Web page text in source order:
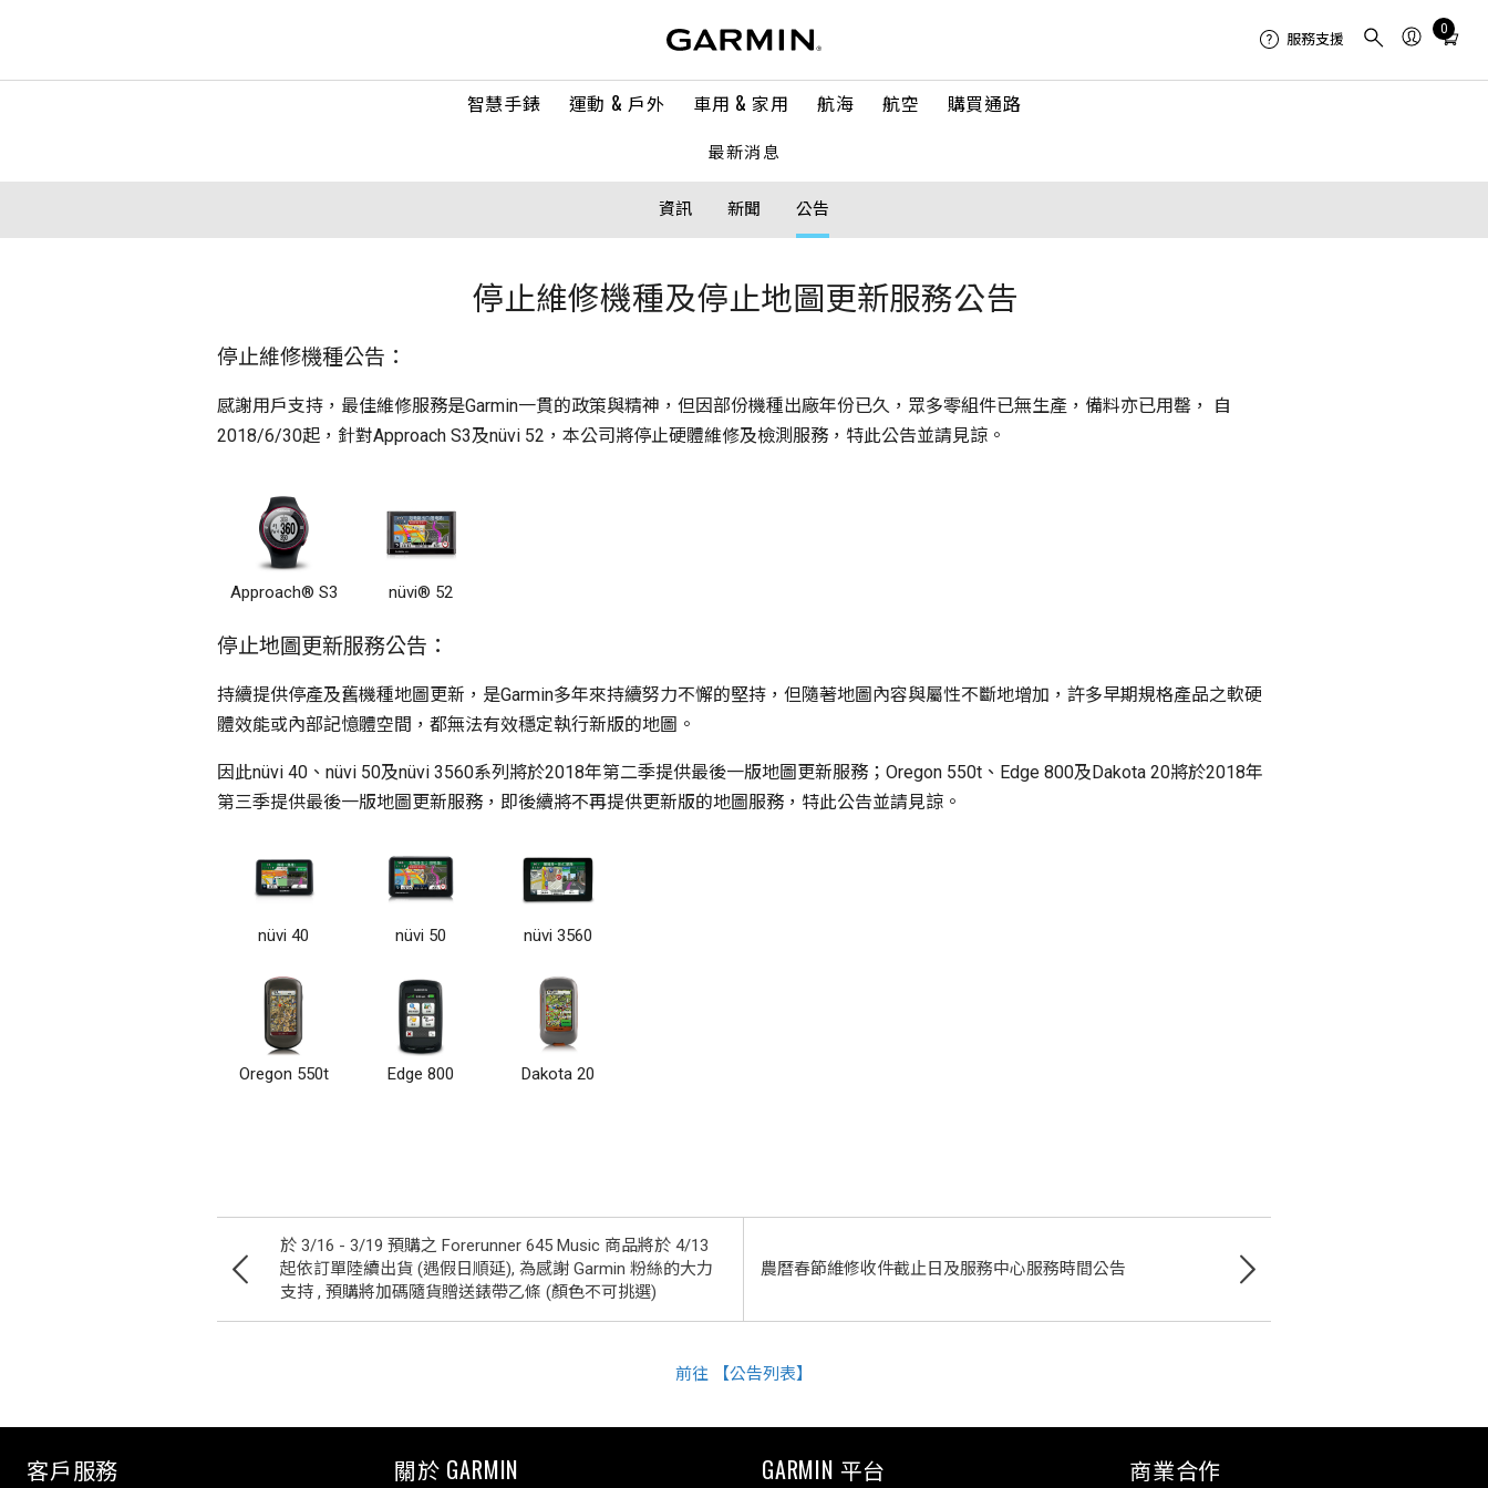
智慧手錶 運動 & 戶外 車用 & 家用 航海 航空 購買通路
服務支援
0
Total
in
最新消息
資訊 新聞 公告
停止維修機種及停止地圖更新服務公告
停止維修機種公告：
感謝用戶支持，最佳維修服務是Garmin一貫的政策與精神，但因部份機種出廠年份已久，眾多零組件已無生產，備料亦已用罄， 自
2018/6/30起，針對Approach S3及nüvi 52，本公司將停止硬體維修及檢測服務，特此公告並請見諒。
Approach® S3 nüvi® 52
停止地圖更新服務公告：
持續提供停產及舊機種地圖更新，是Garmin多年來持續努力不懈的堅持，但隨著地圖內容與屬性不斷地增加，許多早期規格產品之軟硬
體效能或內部記憶體空間，都無法有效穩定執行新版的地圖。
因此nüvi 40、nüvi 50及nüvi 3560系列將於2018年第二季提供最後一版地圖更新服務；Oregon 550t、Edge 800及Dakota 20將於2018年
第三季提供最後一版地圖更新服務，即後續將不再提供更新版的地圖服務，特此公告並請見諒。
nüvi 40 nüvi 50 nüvi 3560
Oregon 550t Edge 800 Dakota 20
於 3/16 - 3/19 預購之 Forerunner 645 Music 商品將於 4/13
起依訂單陸續出貨 (遇假日順延), 為感謝 Garmin 粉絲的大力
支持 , 預購將加碼隨貨贈送錶帶乙條 (顏色不可挑選)
農曆春節維修收件截止日及服務中心服務時間公告
前往 【公告列表】
客戶服務 關於 GARMIN GARMIN 平台 商業合作